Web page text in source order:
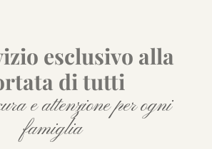
esclusivo alla
di tutti
e attenzione per ogni
famiglia